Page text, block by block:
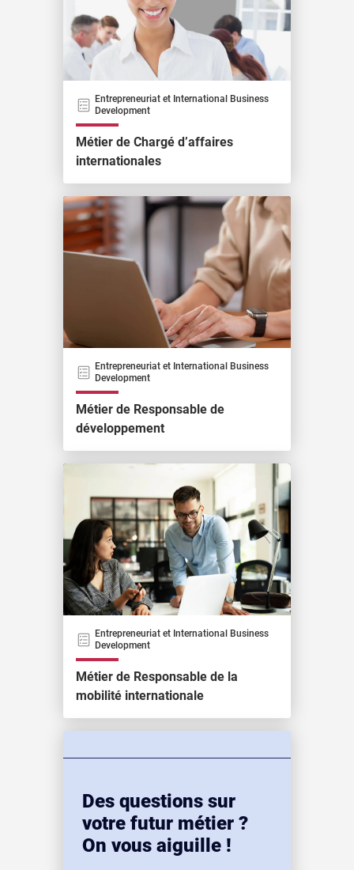
Entrepreneuriat et International Business
Development
Métier de Chargé d’affaires
internationales
Entrepreneuriat et International Business
Development
Métier de Responsable de
développement
Entrepreneuriat et International Business
Development
Métier de Responsable de la
mobilité internationale
Des questions sur
votre futur métier ?
On vous aiguille !